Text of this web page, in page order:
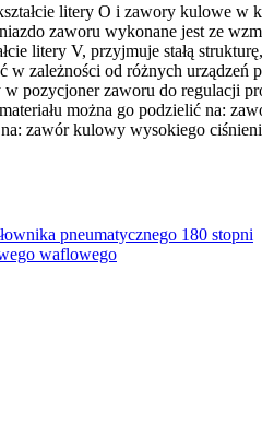
litery O i zawory kulowe
zaworu wykonane jest ze
litery V, przyjmuje stałą
zależności od różnych
pozycjoner zaworu do regulacji
można go podzielić na:
zawór kulowy wysokiego
pneumatycznego 180 stopni
waflowego